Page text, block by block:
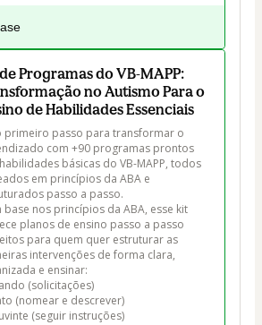
Programas do VB-MAPP:
no Autismo Para o
de Habilidades Essenciais
primeiro passo para transformar o
com +90 programas prontos
básicas do VB-MAPP, todos
em princípios da ABA e
passo a passo.
base nos princípios da ABA, esse kit
planos de ensino passo a passo
para quem quer estruturar as
intervenções de forma clara,
e ensinar:
(solicitações)
(nomear e descrever)
(seguir instruções)